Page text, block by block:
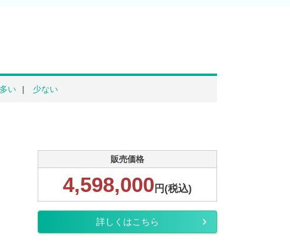
多い 少ない
販売価格
4,598,000 円(税込)
詳しくはこちら